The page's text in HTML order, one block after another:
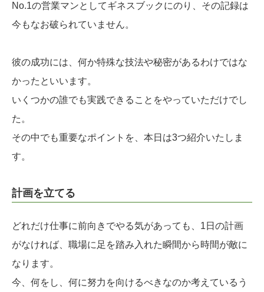
No.1の営業マンとしてギネスブックにのり、その記録は
今もなお破られていません。
彼の成功には、何か特殊な技法や秘密があるわけではな
かったといいます。
いくつかの誰でも実践できることをやっていただけでし
た。
その中でも重要なポイントを、本日は3つ紹介いたしま
す。
計画を立てる
どれだけ仕事に前向きでやる気があっても、1日の計画
がなければ、職場に足を踏み入れた瞬間から時間が敵に
なります。
今、何をし、何に努力を向けるべきなのか考えているう